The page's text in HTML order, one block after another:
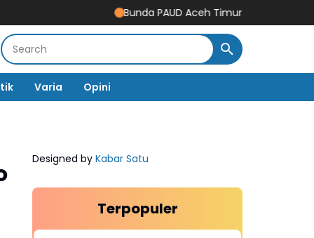
Bunda PAUD Aceh Timur Resmikan Gedung
Varia Opini
Designed by Kabar Satu
Terpopuler